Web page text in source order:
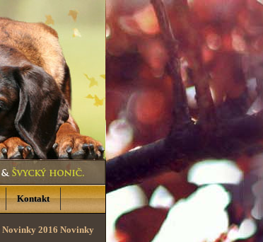
Novinky 2016 Novinky
Kontakt